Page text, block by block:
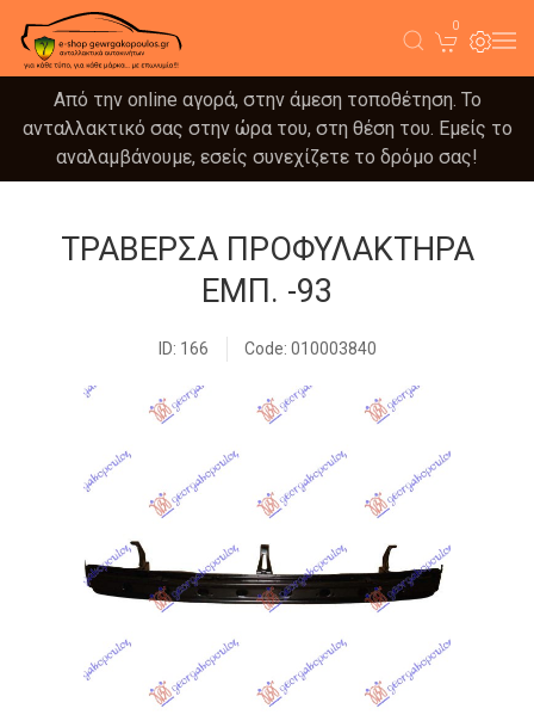
0
Από την online αγορά, στην άμεση τοποθέτηση. Το
ανταλλακτικό σας στην ώρα του, στη θέση του. Εμείς το
αναλαμβάνουμε, εσείς συνεχίζετε το δρόμο σας!
ΤΡΑΒΕΡΣΑ ΠΡΟΦΥΛΑΚΤΗΡΑ
ΕΜΠ. -93
ID: 166 Code: 010003840